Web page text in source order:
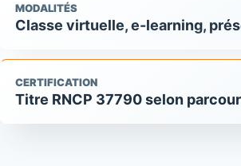
MODALITÉS
Classe virtuelle, e-learning,
CERTIFICATION
Titre RNCP 37790 selon